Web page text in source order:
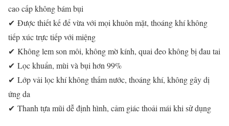
cao cấp không bám bụi
✔ Được thiết kế để vừa với mọi khuôn mặt, thoáng khí không
tiếp xúc trực tiếp với miệng
✔ Không lem son môi, không mờ kính, quai đeo không bị đau tai
✔ Lọc khuẩn, mùi và bụi hơn 99%
✔ Lớp vải lọc khí không thấm nước, thoáng khí, không gây dị
ứng da
✔ Thanh tựa mũi dễ định hình, cảm giác thoải mái khi sử dụng